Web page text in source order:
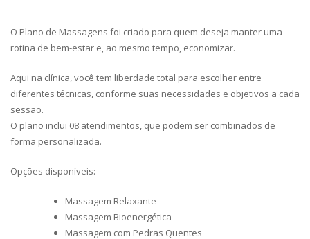
O Plano de Massagens foi criado para quem deseja manter uma
rotina de bem-estar e, ao mesmo tempo, economizar.
Aqui na clínica, você tem liberdade total para escolher entre
diferentes técnicas, conforme suas necessidades e objetivos a cada
sessão.
O plano inclui 08 atendimentos, que podem ser combinados de
forma personalizada.
Opções disponíveis:
Massagem Relaxante
Massagem Bioenergética
Massagem com Pedras Quentes